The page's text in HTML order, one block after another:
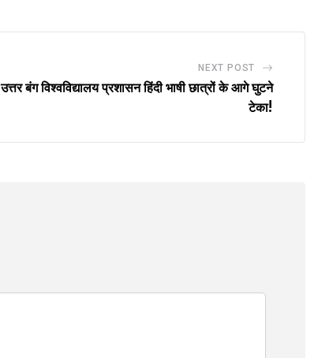
NEXT POST
उत्तर बंग विश्वविद्यालय प्रशासन हिंदी भाषी छात्रों के आगे घुटने
टेका!